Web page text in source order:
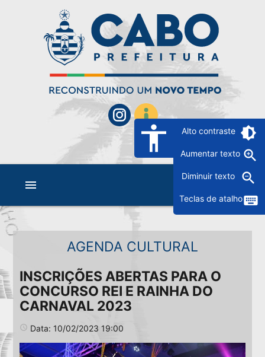
accessibility Alto contraste brightness_6
Aumentar texto zoom_in
Diminuir texto zoom_out
Teclas de atalhokeyboard
menu
AGENDA CULTURAL
INSCRIÇÕES ABERTAS PARA O
CONCURSO REI E RAINHA DO
CARNAVAL 2023
access_time Data: 10/02/2023 19:00